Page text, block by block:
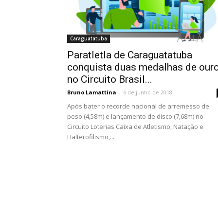
Caraguatatuba
Paratletla de Caraguatatuba
conquista duas medalhas de
no Circuito Brasil...
Bruno Lamattina - 6 de junho de 2018
Após bater o recorde nacional de arremesso de
peso (4,58m) e lançamento de disco (7,68m) no
Circuito Loterias Caixa de Atletismo, Natação e
Halterofilismo,...